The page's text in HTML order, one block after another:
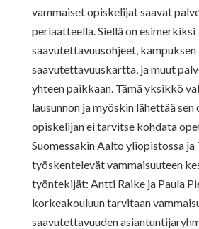
vammaiset opiskelijat saavat
periaatteella. Siellä on esimerkiksi
saavutettavuusohjeet, kampuksen
saavutettavuuskartta, ja muut
yhteen paikkaan. Tämä yksikkö
lausunnon ja myöskin lähettää
opiskelijan ei tarvitse kohdata
Suomessakin Aalto yliopistossa
työskentelevät vammaisuuteen
työntekijät: Antti Raike ja Paula
korkeakouluun tarvitaan
saavutettavuuden